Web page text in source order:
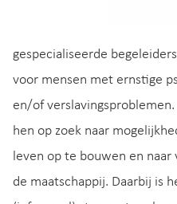
gespecialiseerde
voor mensen met ernstige
en/of
hen op zoek naar
leven op te bouwen en
de maatschappij. Daarbij is